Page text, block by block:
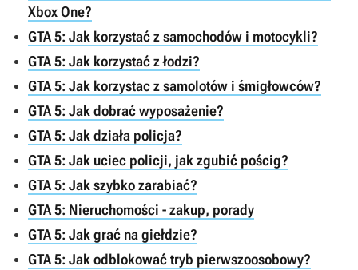
Xbox One?
GTA 5: Jak korzystać z samochodów i motocykli?
GTA 5: Jak korzystać z łodzi?
GTA 5: Jak korzystac z samolotów i śmigłowców?
GTA 5: Jak dobrać wyposażenie?
GTA 5: Jak działa policja?
GTA 5: Jak uciec policji, jak zgubić pościg?
GTA 5: Jak szybko zarabiać?
GTA 5: Nieruchomości - zakup, porady
GTA 5: Jak grać na giełdzie?
GTA 5: Jak odblokować tryb pierwszoosobowy?